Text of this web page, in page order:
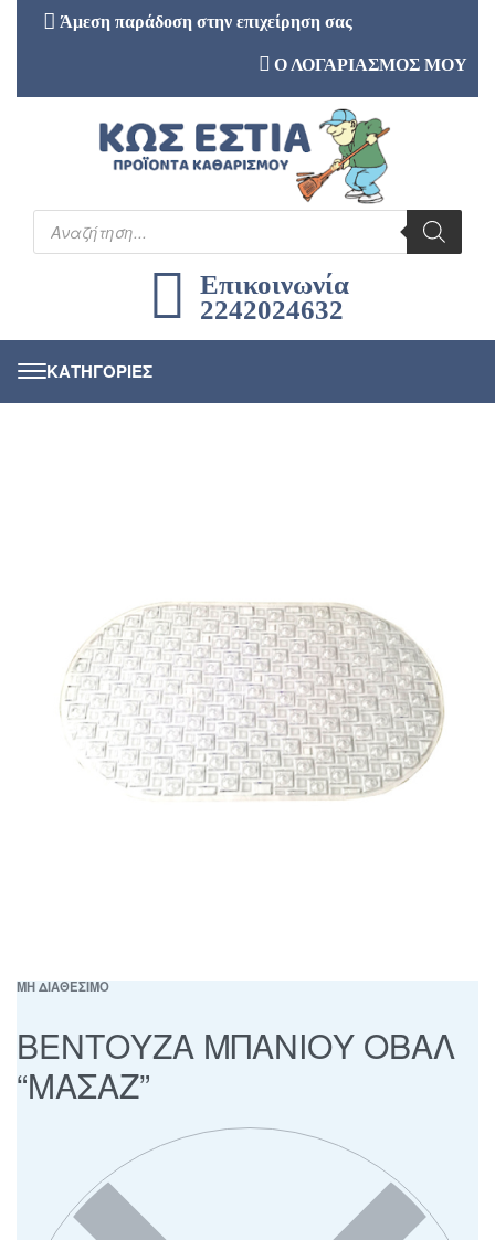
Άμεση παράδοση στην επιχείρηση σας
Ο ΛΟΓΑΡΙΑΣΜΟΣ ΜΟΥ
Επικοινωνία
2242024632
ΜΗ ΔΙΑΘΕΣΙΜΟ
ΒΕΝΤΟΥΖΑ ΜΠΑΝΙΟΥ ΟΒΑΛ
“ΜΑΣΑΖ”